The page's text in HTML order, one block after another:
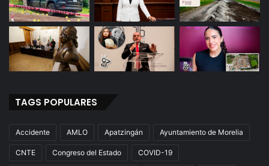
TAGS POPULARES
Accidente AMLO Apatzingán Ayuntamiento de Morelia
CNTE Congreso del Estado COVID-19